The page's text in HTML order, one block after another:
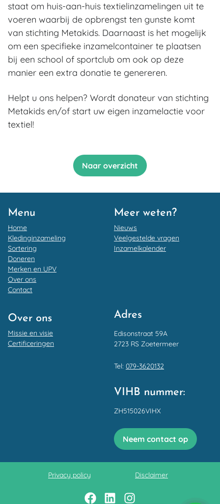
staat om huis-aan-huis textielinzamelingen uit te
voeren waarbij de opbrengst ten gunste komt
van stichting Metakids. Daarnaast is het mogelijk
om een specifieke inzamelcontainer te plaatsen
bij een school of sportclub om ook op deze
manier een extra donatie te genereren.
Helpt u ons helpen? Wordt donateur van stichting
Metakids en/of start uw eigen inzamelactie voor
textiel!
Naar overzicht
Menu
Home
Kledinginzameling
Sortering
Doneren
Merken en UPV
Over ons
Contact
Meer weten?
Nieuws
Veelgestelde vragen
Inzamelkalender
Over ons
Missie en visie
Certificeringen
Adres
Edisonstraat 59A
2723 RS Zoetermeer
Tel: 079-3620132
VIHB nummer:
ZH515026VIHX
Neem contact op
Privacy policy Disclaimer